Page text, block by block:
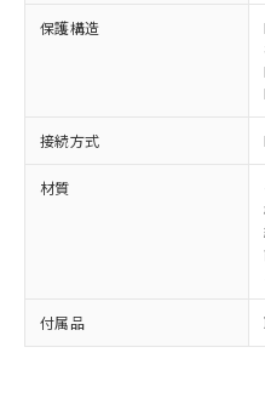
保護構造
接続方式
材質
付属品
覧された時点
準価格とは異
正式な納期状
様のお取引先
ムロン制御機
ご相談くださ
オムロン制御
販売ネ
在庫状況およ
事前の承諾な
示しないよう
マイパーツ機
ミウム(Cd) 100ppm以下、
六価クロム(Cr(Ⅵ))
類(PBB) 1000ppm以下、
(PBDE) 1000ppm以下、
ル) (DEHP)(別名：DOP)
ルベンジル（BBP）
（DBP） 1000ppm以下
(DIBP) 1000ppm以下
但し、RoHS指令で産業用
フタル酸エステル類の４
図的な使用がないことを
部品在庫の切り替
月が前後することが
Pb(鉛) :1000ppm、 Hg(
ム) : 100ppm、
Cr(Ⅵ)(六価クロム) :
ニル類) : 1000ppm、
DBP(フタル酸ジブチル) :
イソブチル) : 1000ppm、
ル) : 1000ppm、
DEHP(フタル酸ビス(2-エ
※2 環境保護使用
「ｅ」：有害物質
準値以下であるこ
「10」：通常の使
質が外部に漏えいし
可)を取得する
当社は規制貨
全に破砕する
いよう必要な
当社は貴社製
ル、化学兵器
武器並びにこ
使用いたしま
当社は、貴社
場合は、上記
該第三者に通
販売先および
法に輸出する
一定数以
一定数に
在庫なし(
いては、
たはお客
機器販売
認くださ
受注生産